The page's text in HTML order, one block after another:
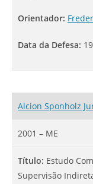
Orientador:
Data da Defesa:
Alcion Sponholz
2001 – ME
Título: Estudo
Supervisão